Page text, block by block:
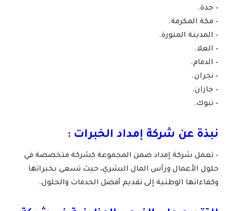
– جدة.
– مكة المكرمة.
– المدينة المنورة.
– العلا.
– الدمام.
– نجران.
– جازان.
– تبوك.
نبذة عن شركة إمداد الخبرات :
– تعمل شركة إمداد ضمن المجموعة كشركة متخصصة في
حلول الأعمال ورأس المال البشري، حيث تسعى بخبراتها
وكفاءاتها الوطنية إلى تقديم أفضل الخدمات والحلول.